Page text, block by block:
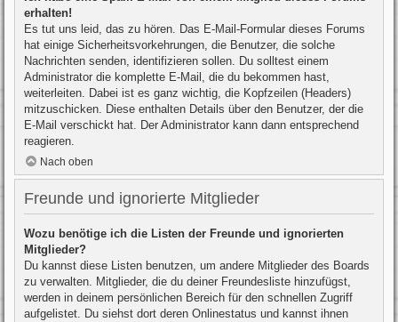
erhalten!
Es tut uns leid, das zu hören. Das E-Mail-Formular dieses Forums
hat einige Sicherheitsvorkehrungen, die Benutzer, die solche
Nachrichten senden, identifizieren sollen. Du solltest einem
Administrator die komplette E-Mail, die du bekommen hast,
weiterleiten. Dabei ist es ganz wichtig, die Kopfzeilen (Headers)
mitzuschicken. Diese enthalten Details über den Benutzer, der die
E-Mail verschickt hat. Der Administrator kann dann entsprechend
reagieren.
Nach oben
Freunde und ignorierte Mitglieder
Wozu benötige ich die Listen der Freunde und ignorierten
Mitglieder?
Du kannst diese Listen benutzen, um andere Mitglieder des Boards
zu verwalten. Mitglieder, die du deiner Freundesliste hinzufügst,
werden in deinem persönlichen Bereich für den schnellen Zugriff
aufgelistet. Du siehst dort deren Onlinestatus und kannst ihnen